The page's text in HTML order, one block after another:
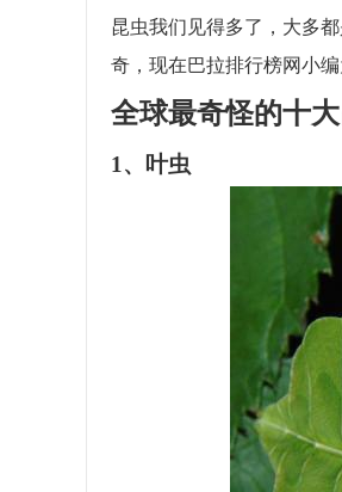
昆虫我们见得多了，大多
奇，现在巴拉排行榜网小
全球最奇怪的十
1、叶虫